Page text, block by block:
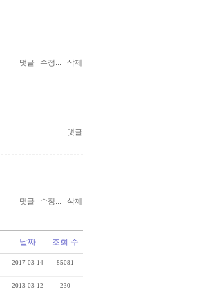
댓글 수정... 삭제
댓글
댓글 수정... 삭제
날짜 조회 수
2017-03-14 85081
2013-03-12 230